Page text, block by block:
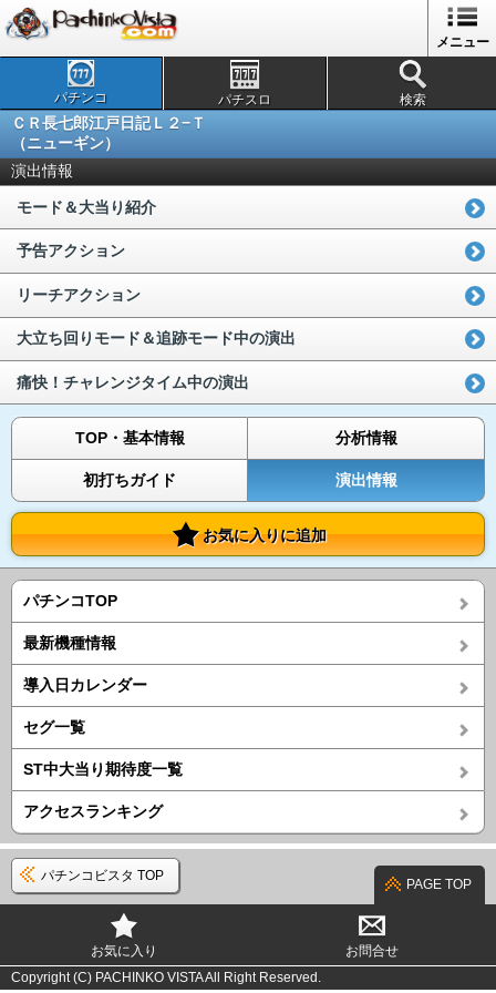
メニュー
パチンコ パチスロ 検索
ＣＲ長七郎江戸日記Ｌ２−Ｔ
（ニューギン）
演出情報
モード＆大当り紹介
予告アクション
リーチアクション
大立ち回りモード＆追跡モード中の演出
痛快！チャレンジタイム中の演出
TOP・基本情報 分析情報
初打ちガイド 演出情報
お気に入りに追加
パチンコTOP
最新機種情報
導入日カレンダー
セグ一覧
ST中大当り期待度一覧
アクセスランキング
パチンコビスタ TOP
PAGE TOP
お気に入り
お問合せ
Copyright (C) PACHINKO VISTA All Right Reserved.